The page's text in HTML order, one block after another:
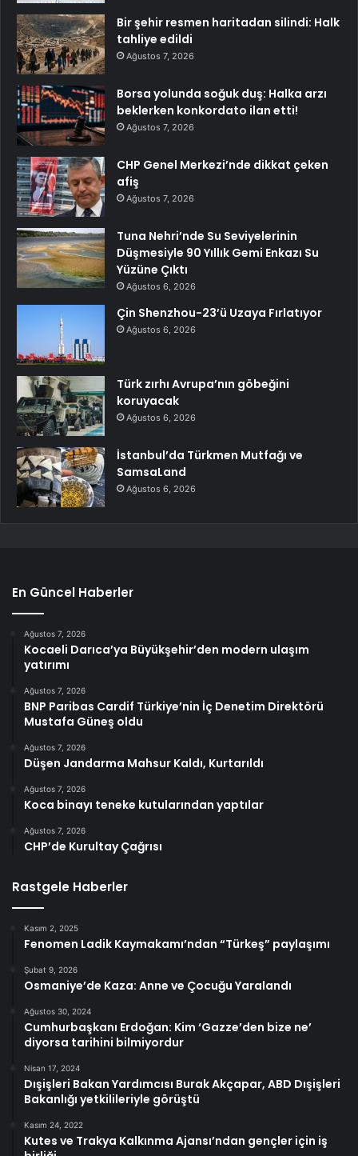
Bir şehir resmen haritadan silindi: Halk
tahliye edildi
Ağustos 7, 2026
Borsa yolunda soğuk duş: Halka arzı
beklerken konkordato ilan etti!
Ağustos 7, 2026
CHP Genel Merkezi’nde dikkat çeken
afiş
Ağustos 7, 2026
Tuna Nehri’nde Su Seviyelerinin
Düşmesiyle 90 Yıllık Gemi Enkazı Su
Yüzüne Çıktı
Ağustos 6, 2026
Çin Shenzhou-23’ü Uzaya Fırlatıyor
Ağustos 6, 2026
Türk zırhı Avrupa’nın göbeğini
koruyacak
Ağustos 6, 2026
İstanbul’da Türkmen Mutfağı ve
SamsaLand
Ağustos 6, 2026
En Güncel Haberler
Ağustos 7, 2026
Kocaeli Darıca’ya Büyükşehir’den modern ulaşım
yatırımı
Ağustos 7, 2026
BNP Paribas Cardif Türkiye’nin İç Denetim Direktörü
Mustafa Güneş oldu
Ağustos 7, 2026
Düşen Jandarma Mahsur Kaldı, Kurtarıldı
Ağustos 7, 2026
Koca binayı teneke kutularından yaptılar
Ağustos 7, 2026
CHP’de Kurultay Çağrısı
Rastgele Haberler
Kasım 2, 2025
Fenomen Ladik Kaymakamı’ndan “Türkeş” paylaşımı
Şubat 9, 2026
Osmaniye’de Kaza: Anne ve Çocuğu Yaralandı
Ağustos 30, 2024
Cumhurbaşkanı Erdoğan: Kim ‘Gazze’den bize ne’
diyorsa tarihini bilmiyordur
Nisan 17, 2024
Dışişleri Bakan Yardımcısı Burak Akçapar, ABD Dışişleri
Bakanlığı yetkilileriyle görüştü
Kasım 24, 2022
Kutes ve Trakya Kalkınma Ajansı’ndan gençler için iş